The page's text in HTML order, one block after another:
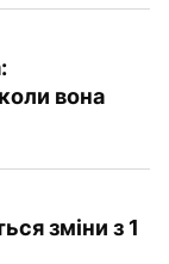
вона
зміни з 1